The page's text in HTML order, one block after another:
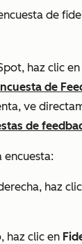
de
haz clic en
de
ve
de
encuesta:
haz
haz clic en